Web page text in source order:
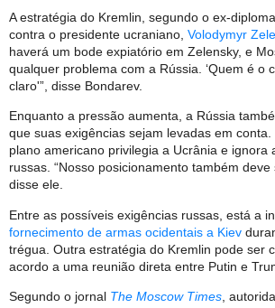
A estratégia do Kremlin, segundo o ex-
contra o presidente ucraniano, Volodymyr
haverá um bode expiatório em Zelensky, e
qualquer problema com a Rússia. ‘Quem é o
claro'”, disse Bondarev.
Enquanto a pressão aumenta, a Rússia
que suas exigências sejam levadas em conta.
plano americano privilegia a Ucrânia e ignora
russas. “Nosso posicionamento também deve
disse ele.
Entre as possíveis exigências russas, está a
fornecimento de armas ocidentais a Kiev
trégua. Outra estratégia do Kremlin pode ser
acordo a uma reunião direta entre Putin e
Segundo o jornal The Moscow Times ,